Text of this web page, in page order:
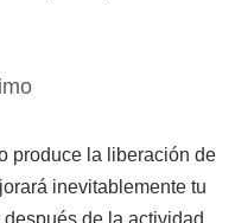
produce la liberación de
inevitablemente tu
de la actividad.